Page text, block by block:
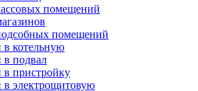
помещений
помещений
в котельную
в подвал
в пристройку
в электрощитовую